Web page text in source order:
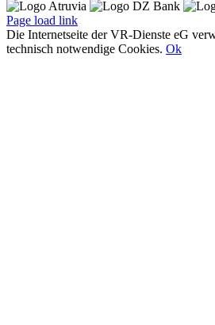
Page load link
Die Internetseite der VR-Dienste eG
technisch notwendige Cookies. Ok